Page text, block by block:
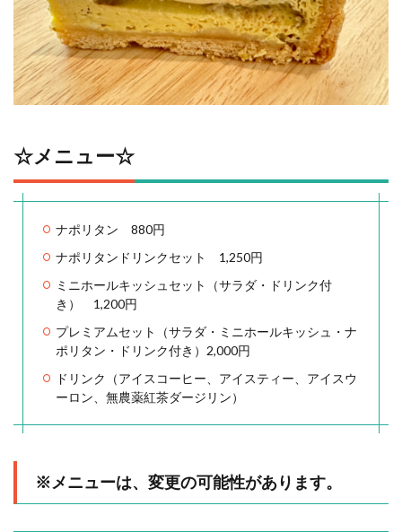
☆メニュー☆
ナポリタン 880円
ナポリタンドリンクセット 1,250円
ミニホールキッシュセット（サラダ・ドリンク付
き） 1,200円
プレミアムセット（サラダ・ミニホールキッシュ・ナ
ポリタン・ドリンク付き）2,000円
ドリンク（アイスコーヒー、アイスティー、アイスウ
ーロン、無農薬紅茶ダージリン）
※メニューは、変更の可能性があります。